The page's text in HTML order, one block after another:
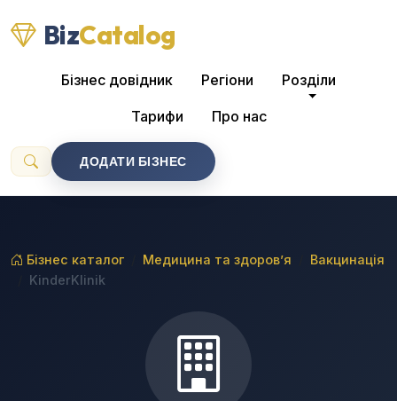
BizCatalog
Бізнес довідник Регіони Розділи
Тарифи Про нас
ДОДАТИ БІЗНЕС
Бізнес каталог Медицина та здоров’я
Вакцинація
KinderKlinik